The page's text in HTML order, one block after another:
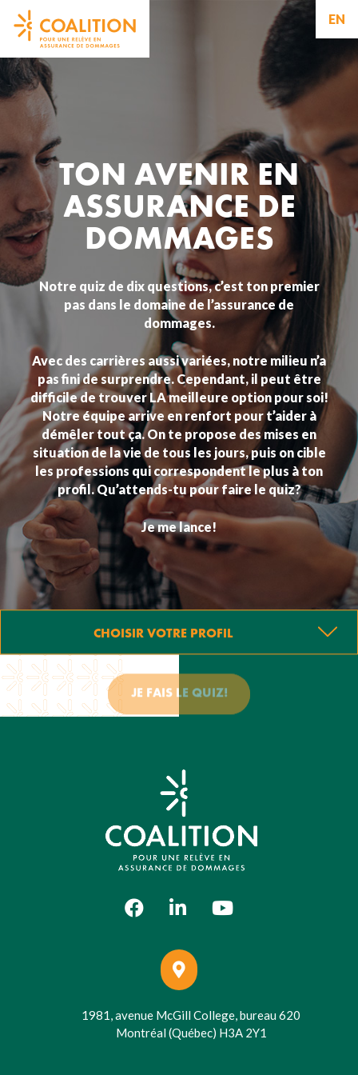
EN
TON AVENIR EN
ASSURANCE DE
DOMMAGES
Notre quiz de dix questions, c’est ton premier
pas dans le domaine de l’assurance de
dommages.
Avec des carrières aussi variées, notre milieu n’a
pas fini de surprendre. Cependant, il peut être
difficile de trouver LA meilleure option pour soi!
Notre équipe arrive en renfort pour t’aider à
démêler tout ça. On te propose des mises en
situation de la vie de tous les jours, puis on cible
les professions qui correspondent le plus à ton
profil. Qu’attends-tu pour faire le quiz?
Je me lance!
CHOISIR VOTRE PROFIL
JE FAIS LE QUIZ!
1981, avenue McGill College, bureau 620
Montréal (Québec) H3A 2Y1